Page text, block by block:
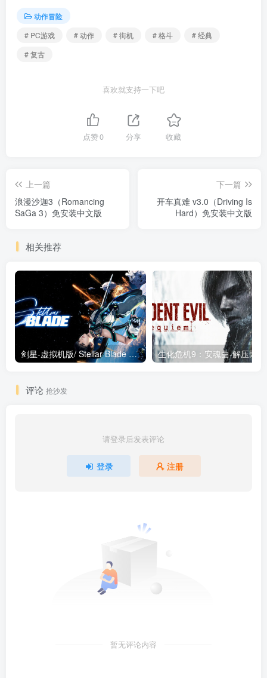
动作冒险
# PC游戏
# 动作 # 街机 # 格斗
# 经典
# 复古
喜欢就支持一下吧
点赞0 分享 收藏
上一篇
浪漫沙迦3（Romancing
SaGa 3）免安装中文版
下一篇
开车真难 v3.0（Driving Is
Hard）免安装中文版
相关推荐
剑星-虚拟机版/ Stellar Blade v1.4.1|Build.19963153 终极版新补丁 送修改器 免安装中文版
评论 抢沙发
请登录后发表评论
登录 注册
暂无评论内容